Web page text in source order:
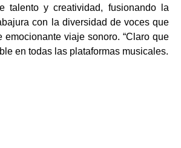
talento y creatividad, fusionando la
con la diversidad de voces que
emocionante viaje sonoro. “Claro que
en todas las plataformas musicales.